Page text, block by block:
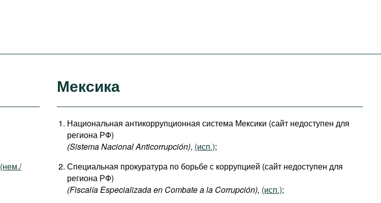
(нем./
Мексика
Национальная антикоррупционная система Мексики (сайт недоступен для
региона РФ)
(Sistema Nacional Anticorrupción​), (исп.);
Специальная прокуратура по борьбе с коррупцией (сайт недоступен для
региона РФ)
(Fiscalía Especializada en Combate a la Corrupción), (исп.);